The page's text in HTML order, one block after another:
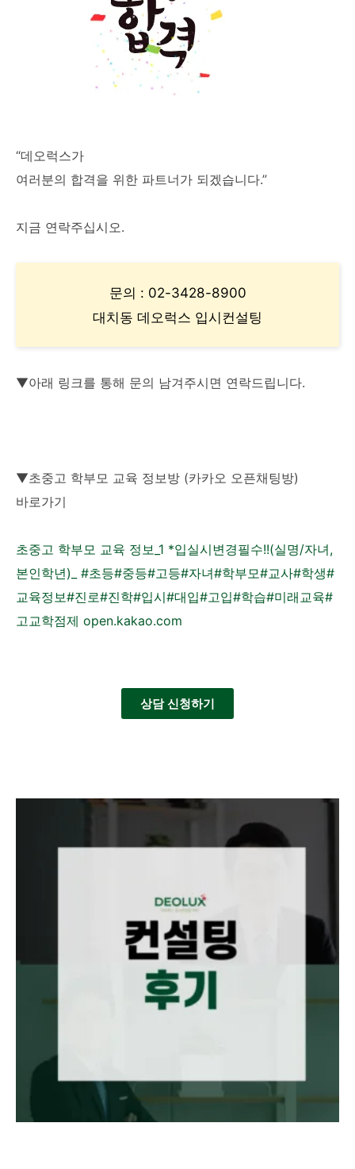
“데오럭스가
여러분의 합격을 위한 파트너가 되겠습니다.”
지금 연락주십시오.
문의 : 02-3428-8900
대치동 데오럭스 입시컨설팅
▼아래 링크를 통해 문의 남겨주시면 연락드립니다.
▼초중고 학부모 교육 정보방 (카카오 오픈채팅방)
바로가기
초중고 학부모 교육 정보_1 *입실시변경필수!!(실명/자녀,
본인학년)_ #초등#중등#고등#자녀#학부모#교사#학생#
교육정보#진로#진학#입시#대입#고입#학습#미래교육#
고교학점제 open.kakao.com
상담 신청하기